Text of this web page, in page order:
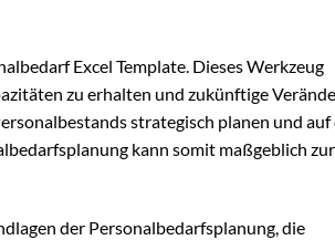
Excel Template. Dieses Werkzeug
zu erhalten und zukünftige
strategisch planen und auf
kann somit maßgeblich zur
der Personalbedarfsplanung, die